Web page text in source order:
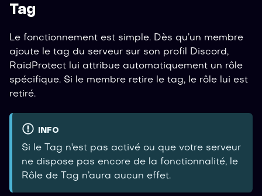
Tag
Le fonctionnement est simple. Dès qu’un membre
ajoute le tag du serveur sur son profil Discord,
RaidProtect lui attribue automatiquement un rôle
spécifique. Si le membre retire le tag, le rôle lui est
retiré.
INFO
Si le Tag n'est pas activé ou que votre serveur
ne dispose pas encore de la fonctionnalité, le
Rôle de Tag n’aura aucun effet.